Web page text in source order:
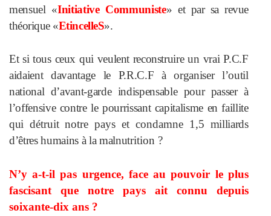
mensuel «Initiative Communiste» et par sa revue
théorique «EtincelleS».
Et si tous ceux qui veulent reconstruire un vrai P.C.F
aidaient davantage le P.R.C.F à organiser l’outil
national d’avant-garde indispensable pour passer à
l’offensive contre le pourrissant capitalisme en faillite
qui détruit notre pays et condamne 1,5 milliards
d’êtres humains à la malnutrition ?
N’y a-t-il pas urgence, face au pouvoir le plus
fascisant que notre pays ait connu depuis
soixante-dix ans ?